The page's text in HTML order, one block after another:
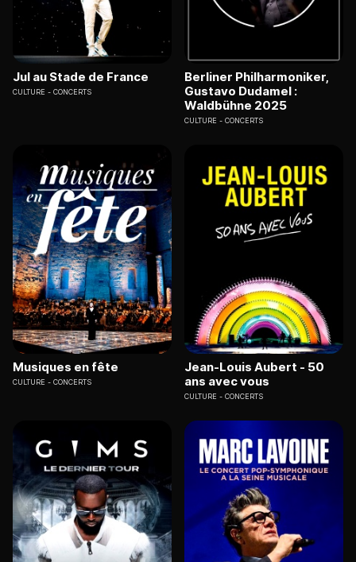
Jul au Stade de France
CULTURE CONCERTS
Berliner Philharmoniker,
Gustavo Dudamel :
Waldbühne 2025
CULTURE CONCERTS
Musiques en fête
CULTURE CONCERTS
Jean-Louis Aubert - 50
ans avec vous
CULTURE CONCERTS